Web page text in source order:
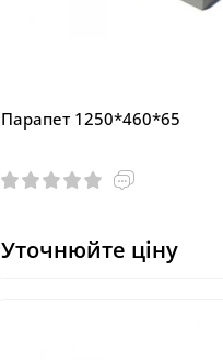
Парапет 1250*460*65
Уточнюйте ціну